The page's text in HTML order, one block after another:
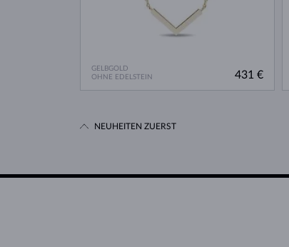
GELBGOLD
OHNE EDELSTEIN
431 €
NEUHEITEN ZUERST